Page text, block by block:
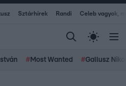
Sztárhírek Randi Celeb vagyok,
# Most Wanted #Gallusz